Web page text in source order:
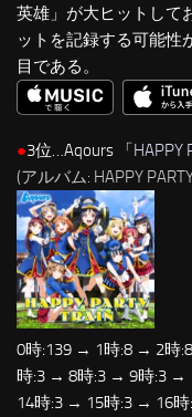
英雄」が大ヒットして
ットを記録する可能性
目である。
●3位…Aqours 「 HAPPY
(アルバム: HAPPY
0時:139 → 1時:8 → 2時
時:3 → 8時:3 → 9時:3 →
14時:3 → 15時:3 → 16